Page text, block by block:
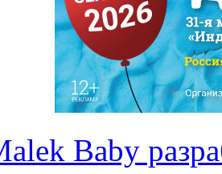
Baby